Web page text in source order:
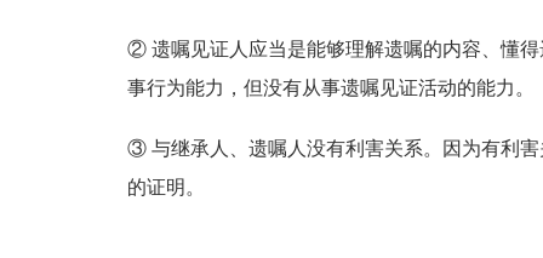
② 遗嘱见证人应当是能够理解遗嘱的内容、懂
事行为能力，但没有从事遗嘱见证活动的能力。
③ 与继承人、遗嘱人没有利害关系。因为有利
的证明。